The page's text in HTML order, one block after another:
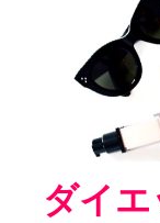
ダイ